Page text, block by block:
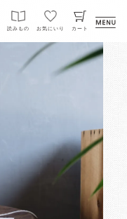
読みもの お気にいり カート